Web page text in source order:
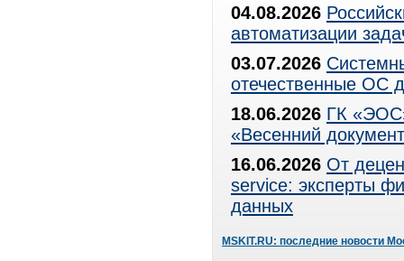
04.08.2026
автоматизации
03.07.2026
отечественные ОС
18.06.2026 ГК
«Весенний
16.06.2026 От
service: эксперты
данных
MSKIT.RU: последние новости